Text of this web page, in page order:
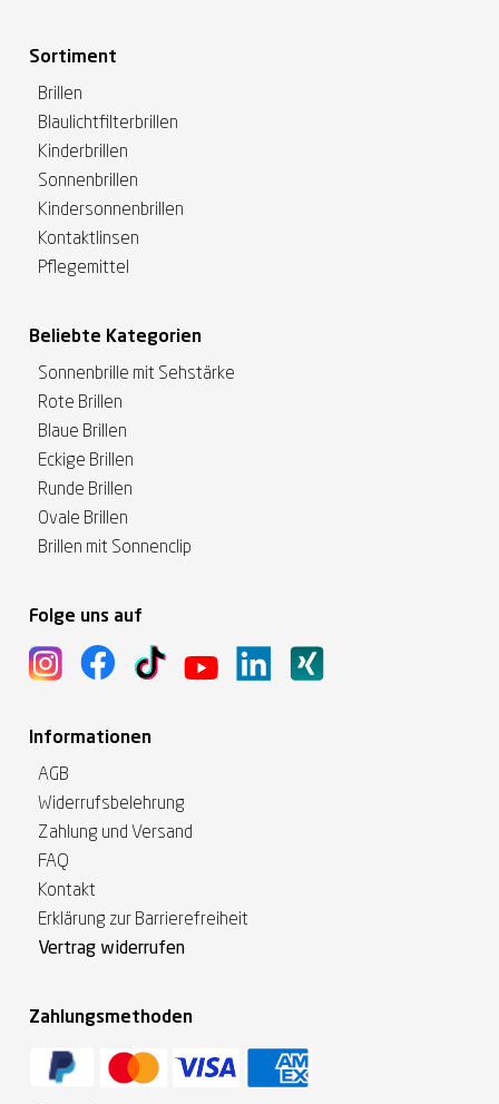
Sortiment
Brillen
Blaulichtfilterbrillen
Kinderbrillen
Sonnenbrillen
Kindersonnenbrillen
Kontaktlinsen
Pflegemittel
Beliebte Kategorien
Sonnenbrille mit Sehstärke
Rote Brillen
Blaue Brillen
Eckige Brillen
Runde Brillen
Ovale Brillen
Brillen mit Sonnenclip
Folge uns auf
Informationen
AGB
Widerrufsbelehrung
Zahlung und Versand
FAQ
Kontakt
Erklärung zur Barrierefreiheit
Vertrag widerrufen
Zahlungsmethoden